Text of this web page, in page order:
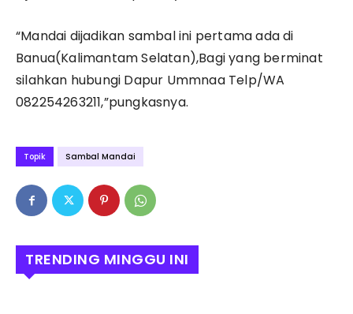
“Mandai dijadikan sambal ini pertama ada di
Banua(Kalimantam Selatan),Bagi yang berminat
silahkan hubungi Dapur Ummnaa Telp/WA
082254263211,”pungkasnya.
Topik Sambal Mandai
TRENDING MINGGU INI